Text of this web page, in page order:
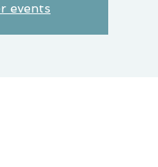
events